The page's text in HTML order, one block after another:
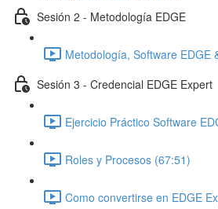
Sesión 2 - Metodología EDGE
Metodología, Software EDGE
Sesión 3 - Credencial EDGE Expert
Ejercicio Práctico Software
Roles y Procesos (67:51)
Como convertirse en EDGE